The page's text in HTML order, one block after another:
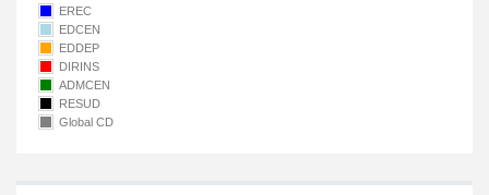
EREC
EDCEN
EDDEP
DIRINS
ADMCEN
RESUD
Global CD